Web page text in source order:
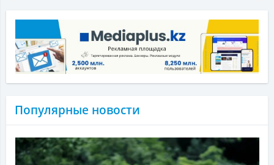
Популярные новости